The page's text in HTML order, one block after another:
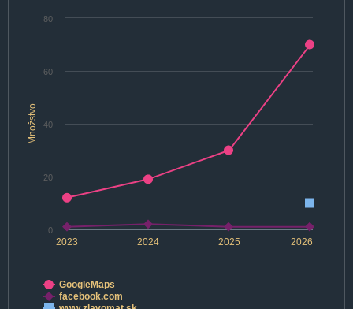
Množstvo
2024 2026
2023 2025
0
20
40
60
80
GoogleMaps
facebook.com